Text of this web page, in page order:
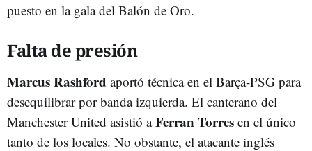
puesto en la gala del Balón de Oro.
Falta de presión
Marcus Rashford aportó técnica en el Barça-PSG para
desequilibrar por banda izquierda. El canterano del
Manchester United asistió aFerran Torres en el único
tanto de los locales. No obstante, el atacante inglés